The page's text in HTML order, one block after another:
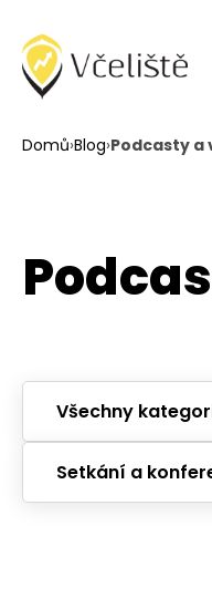
Domů›Blog›Podcasty a
Všechny
Setkání a